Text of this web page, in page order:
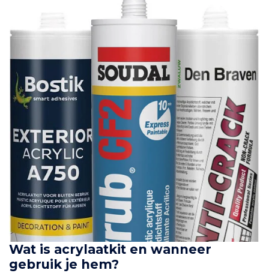
Wat is acrylaatkit en wanneer
gebruik je hem?